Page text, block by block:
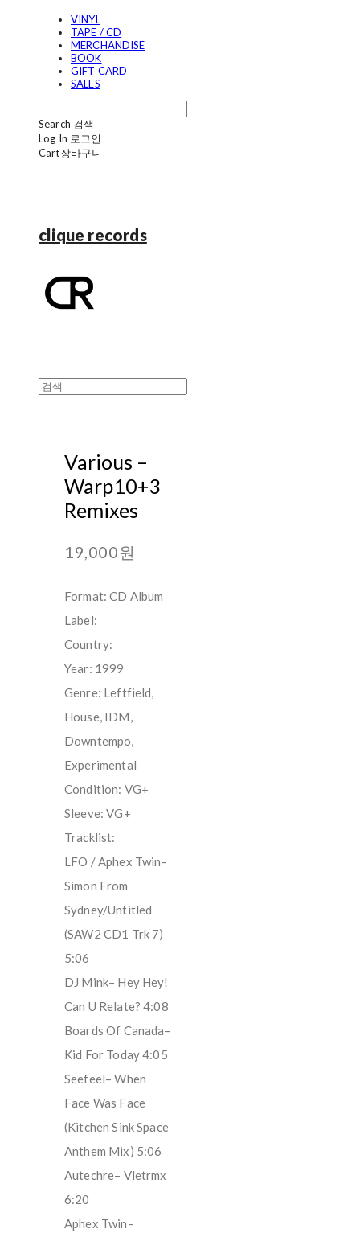
VINYL
TAPE / CD
MERCHANDISE
BOOK
GIFT CARD
SALES
Search 검색
Log In 로그인
Cart장바구니
clique records
Various –
Warp10+3
Remixes
19,000원
Format: CD Album
Label:
Country:
Year: 1999
Genre: Leftfield,
House, IDM,
Downtempo,
Experimental
Condition: VG+
Sleeve: VG+
Tracklist:
LFO / Aphex Twin–
Simon From
Sydney/Untitled
(SAW2 CD1 Trk 7)
5:06
DJ Mink– Hey Hey!
Can U Relate? 4:08
Boards Of Canada–
Kid For Today 4:05
Seefeel– When
Face Was Face
(Kitchen Sink Space
Anthem Mix) 5:06
Autechre– Vletrmx
6:20
Aphex Twin–